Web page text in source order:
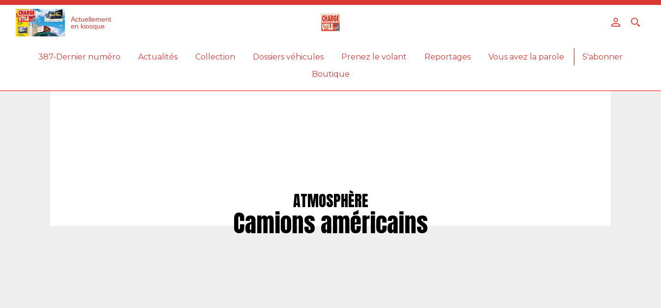
Actuellement
en kiosque
387-Dernier numéro Actualités Collection Dossiers véhicules Prenez le volant Reportages Vous avez la parole
S'abonner
Boutique
ATMOSPHÈRE
Camions américains
Panneau de gestion des cookies